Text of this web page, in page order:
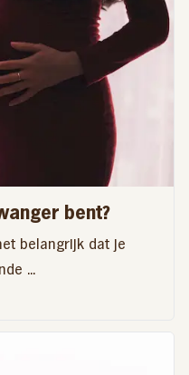
bent?
belangrijk dat je
...